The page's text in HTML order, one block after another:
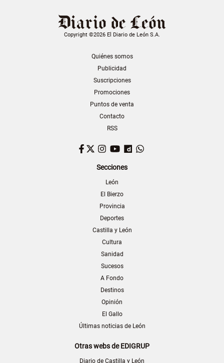
Copyright ©2026 El Diario de León S.A.
Quiénes somos
Publicidad
Suscripciones
Promociones
Puntos de venta
Contacto
RSS
Facebook
TwitterInstagram
YouTubeDailymotion
Secciones
León
El Bierzo
Provincia
Deportes
Castilla y León
Cultura
Sanidad
Sucesos
A Fondo
Destinos
Opinión
El Gallo
Últimas noticias de León
Otras webs de EDIGRUP
Diario de Castilla y León